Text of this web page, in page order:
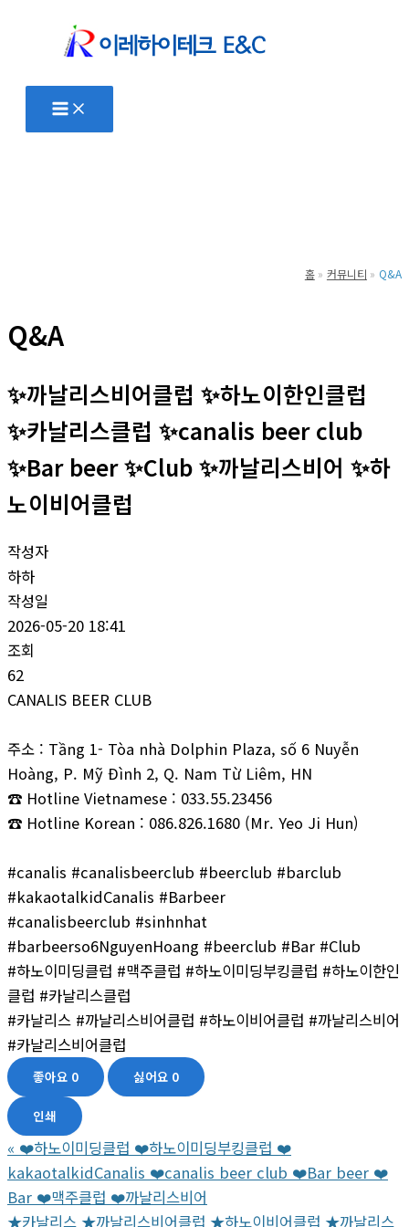
홈 커뮤니티 Q&A
Q&A
✨까날리스비어클럽 ✨하노이한인클럽
✨‍‍카날리스클럽 ✨‍canalis beer club
✨Bar beer ✨‍‍Club ‍‍✨까날리스비어 ‍‍✨하
노이비어클럽
작성자
하하
작성일
2026-05-20 18:41
조회
62
CANALIS BEER CLUB
주소 : Tầng 1- Tòa nhà Dolphin Plaza, số 6 Nuyễn
Hoàng, P. Mỹ Đình 2, Q. Nam Từ Liêm, HN
☎ Hotline Vietnamese : 033.55.23456
☎ Hotline Korean : 086.826.1680 (Mr. Yeo Ji Hun)
#canalis #canalisbeerclub #beerclub #barclub
#kakaotalkidCanalis #Barbeer
#canalisbeerclub #sinhnhat
#barbeerso6NguyenHoang #beerclub #Bar #Club
#하노이미딩클럽 #맥주클럽 #하노이미딩부킹클럽 #하노이한인
클럽 #카날리스클럽
#카날리스 #까날리스비어클럽 #하노이비어클럽 #까날리스비어
#카날리스비어클럽
좋아요 0 싫어요 0
인쇄
« ❤️하노이미딩클럽 ❤️하노이미딩부킹클럽 ❤️
kakaotalkidCanalis ❤️canalis beer club ❤️Bar beer ❤️
Bar ❤️맥주클럽 ❤️까날리스비어
★카날리스 ★까날리스비어클럽 ★하노이비어클럽 ★까날리스